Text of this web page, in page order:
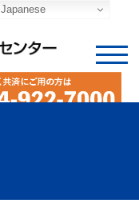
Japanese